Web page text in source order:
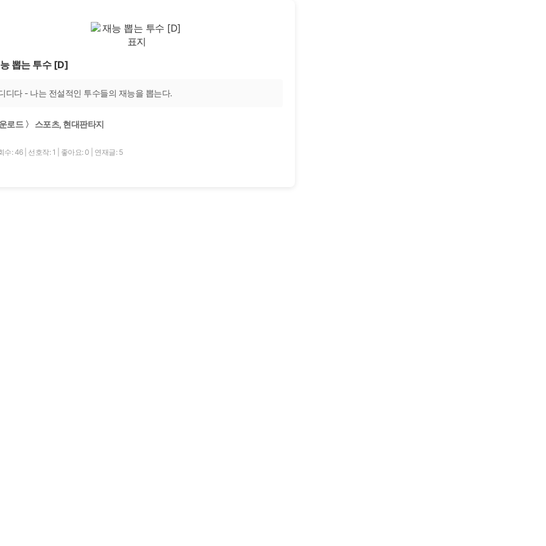
뽑는 투수 [D]
디다 - 나는 전설적인 투수들의 재능을 뽑는다.
로드 〉 스포츠, 현대판타지
수: 46 선호작: 1 좋아요: 0 연재글: 5